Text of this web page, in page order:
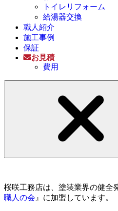
トイレリフォーム
給湯器交換
職人紹介
施工事例
保証
お見積
費用
桜咲工務店は、塗装業界の健全
職人の会 』に加盟しています。